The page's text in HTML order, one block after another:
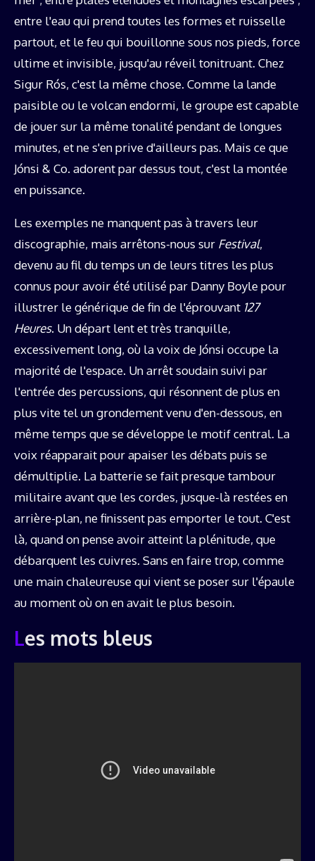
entre l'eau qui prend toutes les formes et ruisselle
partout, et le feu qui bouillonne sous nos pieds, force
ultime et invisible, jusqu'au réveil tonitruant. Chez
Sigur Rós, c'est la même chose. Comme la lande
paisible ou le volcan endormi, le groupe est capable
de jouer sur la même tonalité pendant de longues
minutes, et ne s'en prive d'ailleurs pas. Mais ce que
Jónsi & Co. adorent par dessus tout, c'est la montée
en puissance.
Les exemples ne manquent pas à travers leur
discographie, mais arrêtons-nous sur Festival,
devenu au fil du temps un de leurs titres les plus
connus pour avoir été utilisé par Danny Boyle pour
illustrer le générique de fin de l'éprouvant 127
Heures. Un départ lent et très tranquille,
excessivement long, où la voix de Jónsi occupe la
majorité de l'espace. Un arrêt soudain suivi par
l'entrée des percussions, qui résonnent de plus en
plus vite tel un grondement venu d'en-dessous, en
même temps que se développe le motif central. La
voix réapparait pour apaiser les débats puis se
démultiplie. La batterie se fait presque tambour
militaire avant que les cordes, jusque-là restées en
arrière-plan, ne finissent pas emporter le tout. C'est
là, quand on pense avoir atteint la plénitude, que
débarquent les cuivres. Sans en faire trop, comme
une main chaleureuse qui vient se poser sur l'épaule
au moment où on en avait le plus besoin.
Les mots bleus